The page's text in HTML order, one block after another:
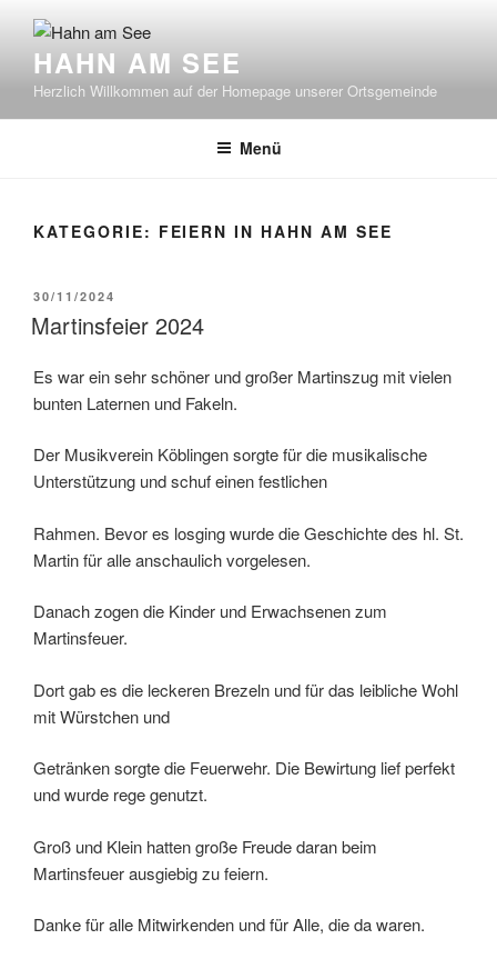
Inhalt
springenHAHN AM SEE
Herzlich Willkommen auf der Homepage unserer Ortsgemeinde
Menü
KATEGORIE: FEIERN IN HAHN AM SEE
VERÖFFENTLICHT
AM
30/11/2024
Martinsfeier 2024
Es war ein sehr schöner und großer Martinszug mit vielen
bunten Laternen und Fakeln.
Der Musikverein Köblingen sorgte für die musikalische
Unterstützung und schuf einen festlichen
Rahmen. Bevor es losging wurde die Geschichte des hl. St.
Martin für alle anschaulich vorgelesen.
Danach zogen die Kinder und Erwachsenen zum
Martinsfeuer.
Dort gab es die leckeren Brezeln und für das leibliche Wohl
mit Würstchen und
Getränken sorgte die Feuerwehr. Die Bewirtung lief perfekt
und wurde rege genutzt.
Groß und Klein hatten große Freude daran beim
Martinsfeuer ausgiebig zu feiern.
Danke für alle Mitwirkenden und für Alle, die da waren.